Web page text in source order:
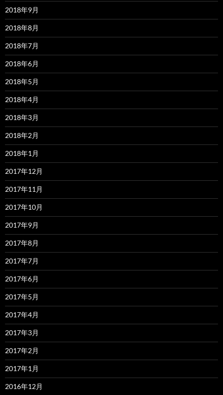
2018年9月
2018年8月
2018年7月
2018年6月
2018年5月
2018年4月
2018年3月
2018年2月
2018年1月
2017年12月
2017年11月
2017年10月
2017年9月
2017年8月
2017年7月
2017年6月
2017年5月
2017年4月
2017年3月
2017年2月
2017年1月
2016年12月